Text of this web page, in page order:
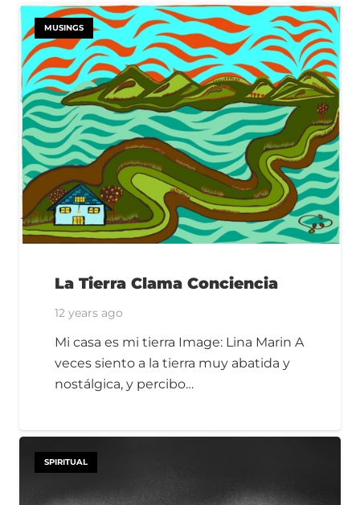
MUSINGS
La Tierra Clama Conciencia
12 years ago
Mi casa es mi tierra Image: Lina Marin A
veces siento a la tierra muy abatida y
nostálgica, y percibo…
SPIRITUAL